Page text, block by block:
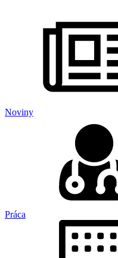
Noviny
Práca